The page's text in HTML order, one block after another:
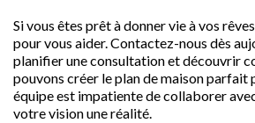
Si vous êtes prêt à donner vie à vos
pour vous aider. Contactez-nous dès
planifier une consultation et découvrir
pouvons créer le plan de maison parfait
équipe est impatiente de collaborer
votre vision une réalité.